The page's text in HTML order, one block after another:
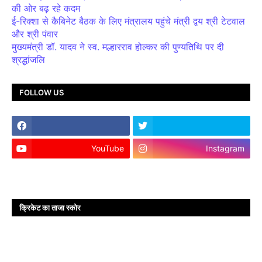
की ओर बढ़ रहे कदम
ई-रिक्शा से कैबिनेट बैठक के लिए मंत्रालय पहुंचे मंत्री द्वय श्री टेटवाल
और श्री पंवार
मुख्यमंत्री डॉ. यादव ने स्व. मल्हारराव होल्कर की पुण्यतिथि पर दी
श्रद्धांजलि
FOLLOW US
YouTube Instagram
क्रिकेट का ताजा स्कोर